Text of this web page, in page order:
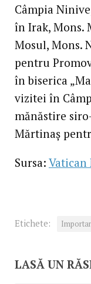
Câmpia
în Irak, Mons.
Mosul, Mons.
pentru
în biserica
vizitei în
mănăstire
Mărtinaș
Sursa: Vatican
Etichete:
LASĂ UN